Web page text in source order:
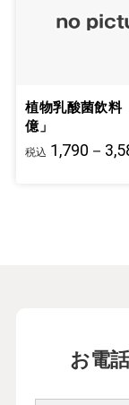
植物乳酸菌飲料
億」
税込 1,790－
お電